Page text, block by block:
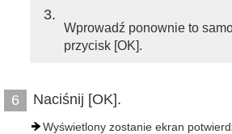
3
Wprowadź ponownie to
przycisk [OK].
6 Naciśnij [OK].
Wyświetlony zostanie ekran